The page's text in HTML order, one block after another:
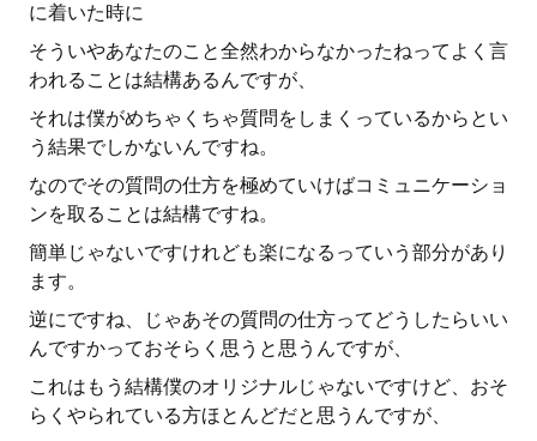
に着いた時に
そういやあなたのこと全然わからなかったねってよく言
われることは結構あるんですが、
それは僕がめちゃくちゃ質問をしまくっているからとい
う結果でしかないんですね。
なのでその質問の仕方を極めていけばコミュニケーショ
ンを取ることは結構ですね。
簡単じゃないですけれども楽になるっていう部分があり
ます。
逆にですね、じゃあその質問の仕方ってどうしたらいい
んですかっておそらく思うと思うんですが、
これはもう結構僕のオリジナルじゃないですけど、おそ
らくやられている方ほとんどだと思うんですが、